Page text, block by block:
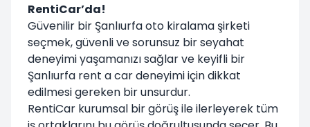
RentiCar’da!
Güvenilir bir Şanlıurfa oto kiralama şirketi
seçmek, güvenli ve sorunsuz bir seyahat
deneyimi yaşamanızı sağlar ve keyifli bir
Şanlıurfa rent a car deneyimi için dikkat
edilmesi gereken bir unsurdur.
RentiCar kurumsal bir görüş ile ilerleyerek tüm